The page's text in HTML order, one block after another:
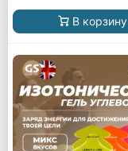
В корзину